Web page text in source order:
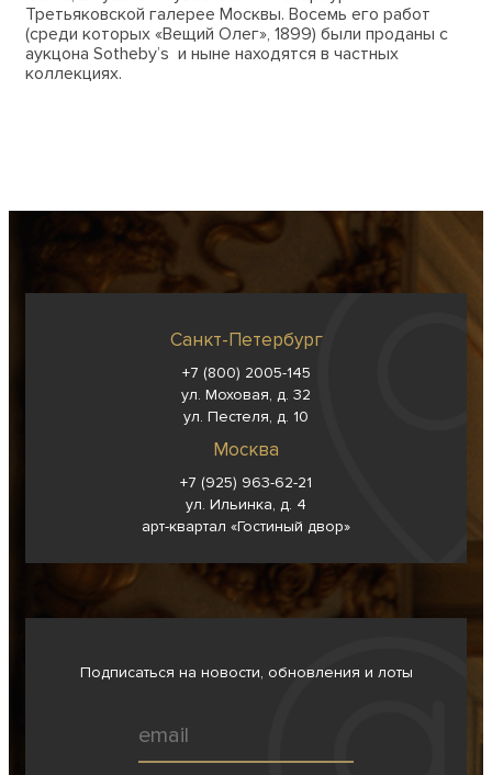
Третьяковской галерее Москвы. Восемь его работ
(среди которых «Вещий Олег», 1899) были проданы с
аукцона Sotheby’s и ныне находятся в частных
коллекциях.
Санкт-Петербург
+7 (800) 2005-145
ул. Моховая, д. 32
ул. Пестеля, д. 10
Москва
+7 (925) 963-62-21
ул. Ильинка, д. 4
арт-квартал «Гостиный двор»
Подписаться на новости, обновления и лоты